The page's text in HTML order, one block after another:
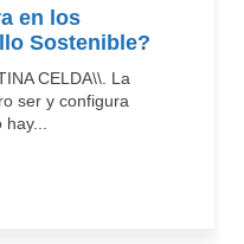
en los
Sostenible?
CELDA\\. La
ser y configura